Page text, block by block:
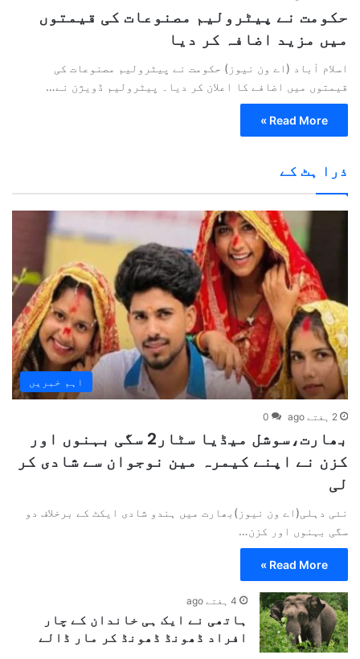
حکومت نے پیٹرولیم مصنوعات کی قیمتوں
میں مزید اضافہ کر دیا
اسلام آباد (اے ون نیوز) حکومت نے پیٹرولیم مصنوعات کی
قیمتوں میں اضافے کا اعلان کر دیا۔ پیٹرولیم ڈویژن نے…
Read More »
ذرا ہٹ کے
اہم خبریں
2 ہفتے ago 0
بھارت،سوشل میڈیا سٹار2 سگی بہنوں اور
کزن نے اپنے کیمرہ مین نوجوان سے شادی کر
لی
نئی دہلی(اے ون نیوز)بھارت میں ہندو شادی ایکٹ کے برخلاف دو
سگی بہنوں اور کزن…
Read More »
4 ہفتے ago
ہاتھی نے ایک ہی خاندان کے چار
افراد ڈھونڈ ڈھونڈ کر مار ڈالے